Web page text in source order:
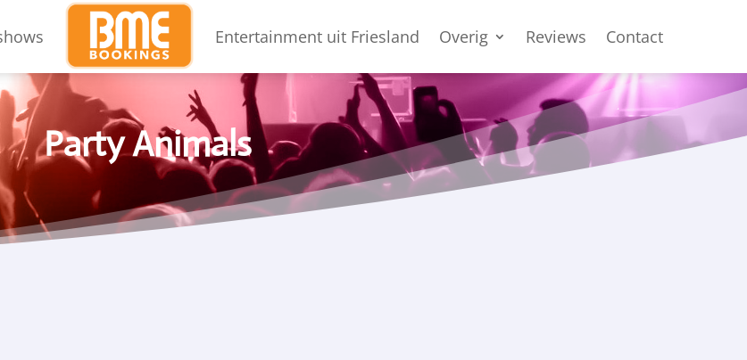
Entertainment uit Friesland Overig Reviews Contact
Party Animals